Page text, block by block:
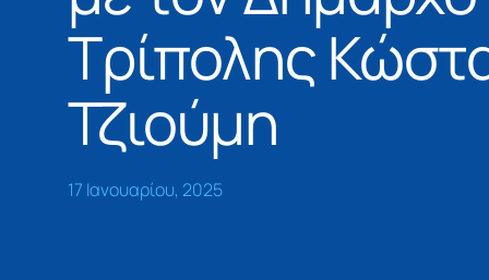
Τρίπολης
Τζιούμη
17 Ιανουαρίου, 2025